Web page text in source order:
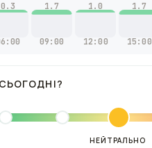
0.3 1.7
09:00
1.0
12:00
1.7
15:00
НЕЙТРАЛЬНО